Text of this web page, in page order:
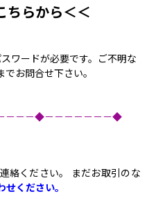
ちらから＜＜
ワードが必要です。ご不明な
お問合せ下さい。
－－－◆－－－－－－－◆
絡ください。 まだお取引のな
ください。